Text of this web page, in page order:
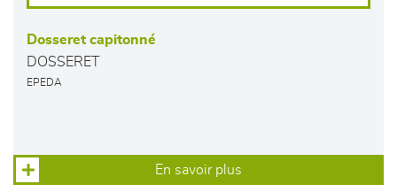
Dosseret capitonné
DOSSERET
EPEDA
En savoir plus